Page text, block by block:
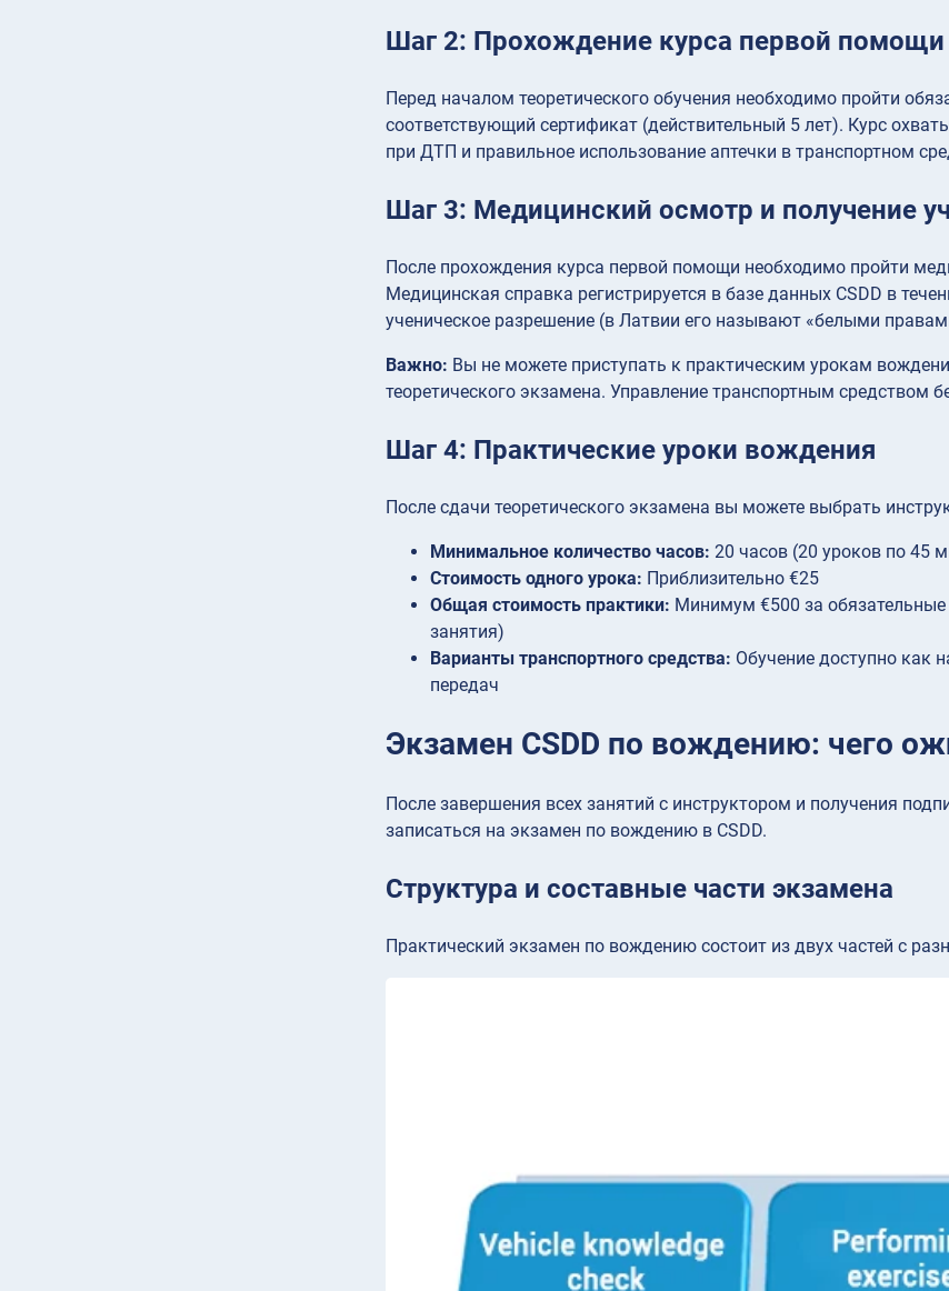
Шаг 2: Прохождение курса первой помощи
Перед началом теоретического обучения необходимо пройти
соответствующий сертификат (действительный 5 лет). Курс
при ДТП и правильное использование аптечки в транспортном
Шаг 3: Медицинский осмотр и получение
После прохождения курса первой помощи необходимо пройти
Медицинская справка регистрируется в базе данных CSDD в
ученическое разрешение (в Латвии его называют «белыми
Важно: Вы не можете приступать к практическим урокам
теоретического экзамена. Управление транспортным средством
Шаг 4: Практические уроки вождения
После сдачи теоретического экзамена вы можете выбрать
Минимальное количество часов: 20 часов (20 уроков по 45
Стоимость одного урока: Приблизительно €25
Общая стоимость практики: Минимум €500 за
занятия)
Варианты транспортного средства: Обучение доступно как
передач
Экзамен CSDD по вождению: чего
После завершения всех занятий с инструктором и получения
записаться на экзамен по вождению в CSDD.
Структура и составные части экзамена
Практический экзамен по вождению состоит из двух частей с